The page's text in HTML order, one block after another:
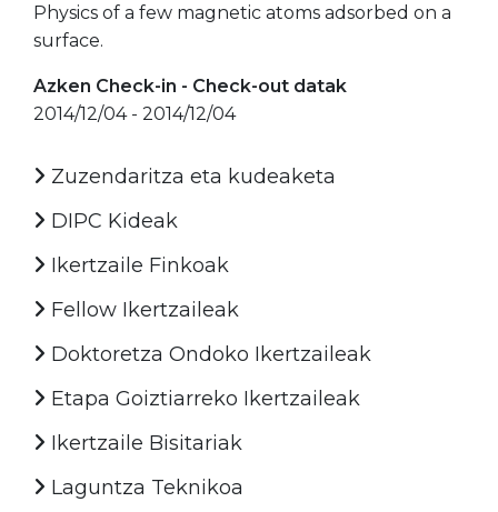
Physics of a few magnetic atoms adsorbed on a
surface.
Azken Check-in - Check-out datak
2014/12/04 - 2014/12/04
Zuzendaritza eta kudeaketa
DIPC Kideak
Ikertzaile Finkoak
Fellow Ikertzaileak
Doktoretza Ondoko Ikertzaileak
Etapa Goiztiarreko Ikertzaileak
Ikertzaile Bisitariak
Laguntza Teknikoa